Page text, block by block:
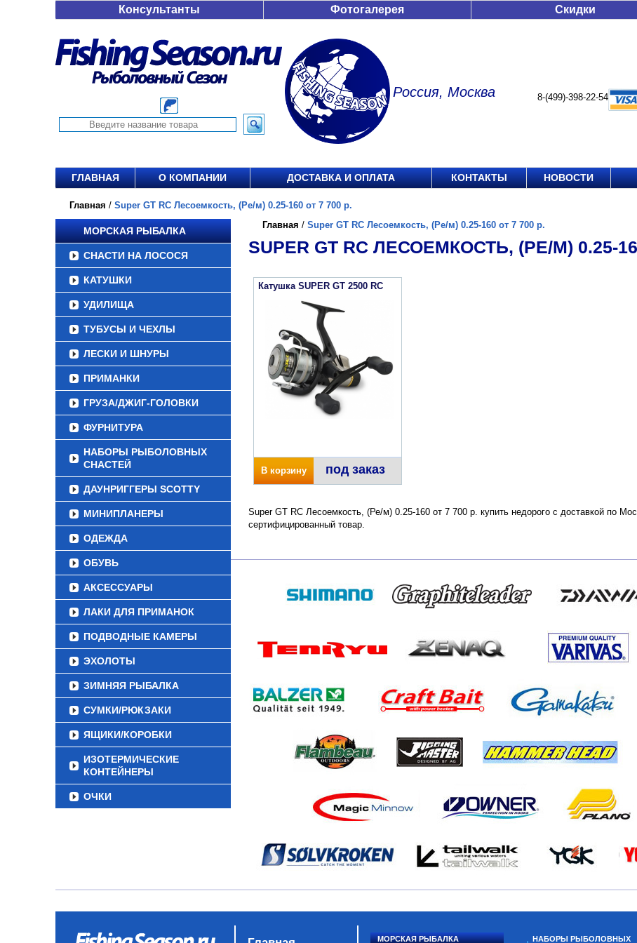
Консультанты Фотогалерея Скидки
Россия, Москва 8-(499)-398-22-54
ГЛАВНАЯ О КОМПАНИИ ДОСТАВКА И ОПЛАТА КОНТАКТЫ НОВОСТИ
Главная / Super GT RC Лесоемкость, (Ре/м) 0.25-160 от 7 700 р.
МОРСКАЯ РЫБАЛКА
СНАСТИ НА ЛОСОСЯ
КАТУШКИ
УДИЛИЩА
ТУБУСЫ И ЧЕХЛЫ
ЛЕСКИ И ШНУРЫ
ПРИМАНКИ
ГРУЗА/ДЖИГ-ГОЛОВКИ
ФУРНИТУРА
НАБОРЫ РЫБОЛОВНЫХ
СНАСТЕЙ
ДАУНРИГГЕРЫ SCOTTY
МИНИПЛАНЕРЫ
ОДЕЖДА
ОБУВЬ
АКСЕССУАРЫ
ЛАКИ ДЛЯ ПРИМАНОК
ПОДВОДНЫЕ КАМЕРЫ
ЭХОЛОТЫ
ЗИМНЯЯ РЫБАЛКА
СУМКИ/РЮКЗАКИ
ЯЩИКИ/КОРОБКИ
ИЗОТЕРМИЧЕСКИЕ
КОНТЕЙНЕРЫ
ОЧКИ
Главная / Super GT RC Лесоемкость, (Ре/м) 0.25-160 от 7 700 р.
SUPER GT RC ЛЕСОЕМКОСТЬ, (РЕ/М) 0.25-
Катушка SUPER GT 2500 RC
В корзину под заказ
Super GT RC Лесоемкость, (Ре/м) 0.25-160 от 7 700 р. купить недорого с доставкой по
сертифицированный товар.
МОРСКАЯ РЫБАЛКА НАБОРЫ РЫБОЛОВНЫХ